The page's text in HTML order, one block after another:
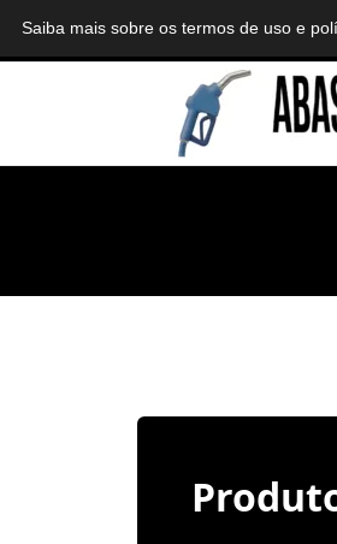
Saiba mais sobre os termos de uso e